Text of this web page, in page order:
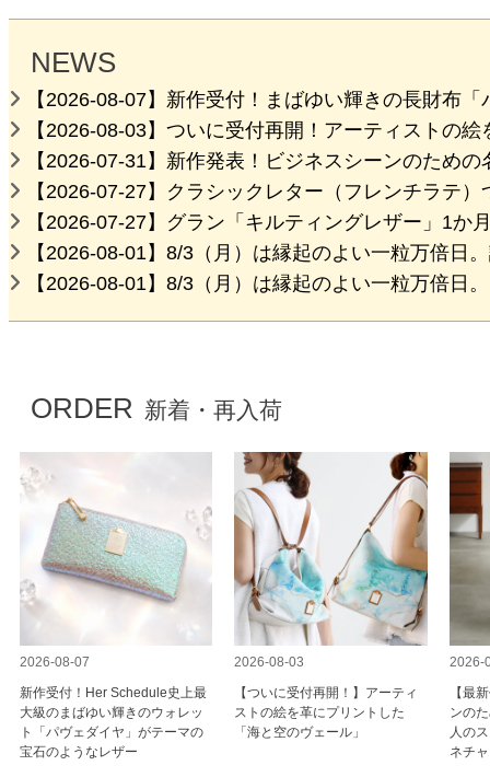
NEWS
【2026-08-07】新作受付！まばゆい輝きの長財布
【2026-08-03】ついに受付再開！アーティストの
【2026-07-31】新作発表！ビジネスシーンのため
【2026-07-27】クラシックレター（フレンチラテ
【2026-07-27】グラン「キルティングレザー」1か
【2026-08-01】8/3（月）は縁起のよい一粒万倍日
【2026-08-01】8/3（月）は縁起のよい一粒万倍日
ORDER 新着・再入荷
2026-08-07
新作受付！Her Schedule史上最
大級のまばゆい輝きのウォレッ
ト「パヴェダイヤ」がテーマの
宝石のようなレザー
2026-08-03
【ついに受付再開！】アーティ
ストの絵を革にプリントした
「海と空のヴェール」
2026-
【最
ンの
人の
ネチ